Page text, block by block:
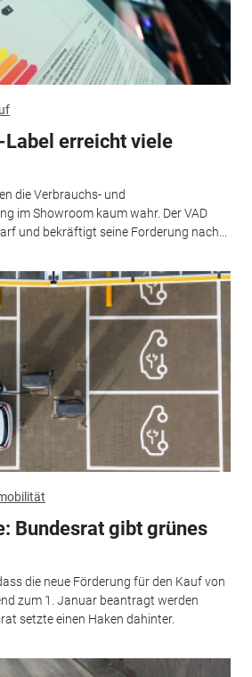
erreicht viele
die Verbrauchs- und
im Showroom kaum wahr. Der VAD
und bekräftigt seine Forderung nach...
Bundesrat gibt grünes
die neue Förderung für den Kauf von
zum 1. Januar beantragt werden
setzte einen Haken dahinter.